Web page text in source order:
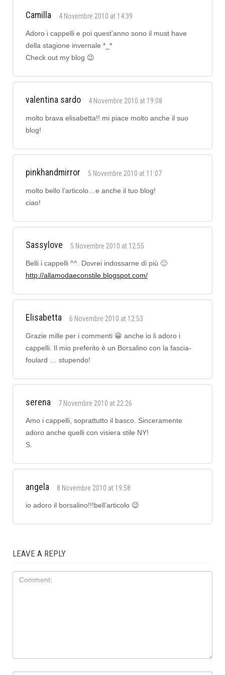
Camilla 4 Novembre 2010 at 14:39
Adoro i cappelli e poi quest’anno sono il must have
della stagione invernale *_*
Check out my blog 😉
valentina sardo 4 Novembre 2010 at 19:08
molto brava elisabetta!! mi piace molto anche il suo
blog!
pinkhandmirror 5 Novembre 2010 at 11:07
molto bello l’articolo…e anche il tuo blog!
ciao!
Sassylove 5 Novembre 2010 at 12:55
Belli i cappelli ^^. Dovrei indossarne di più 🙂
http://allamodaeconstile.blogspot.com/
Elisabetta 6 Novembre 2010 at 12:53
Grazie mille per i commenti 😀 anche io li adoro i
cappelli. Il mio preferito è un Borsalino con la fascia-
foulard … stupendo!
serena 7 Novembre 2010 at 22:26
Amo i cappelli, soprattutto il basco. Sinceramente
adoro anche quelli con visiera stile NY!
S.
angela 8 Novembre 2010 at 19:58
io adoro il borsalino!!!bell’articolo 😉
LEAVE A REPLY